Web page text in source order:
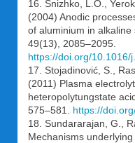
16. Snizhko, L.O.,
(2004) Anodic
of aluminium in alkaline
49(13), 2085–2095.
https://doi.org/10.1016/
17. Stojadinović, S.,
(2011) Plasma
heteropolytungstate
575–581. https://
18. Sundararajan, G.,
Mechanisms